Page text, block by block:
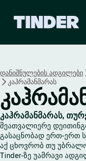
r
o
e
დანიშნულების ადგილები
კაჰრამანმარას
კაჰრამანმარას,
შეათვალიერე
გასაცნობად ერთ-ერთ
აქ ცხოვრობ თუ
Tinder-ზე უამრავი